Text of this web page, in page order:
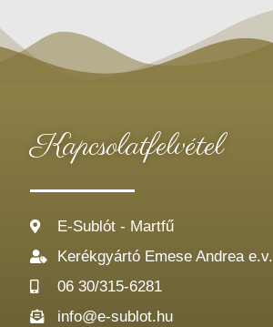
Kapcsolatfelvétel
E-Sublót - Martfű
Kerékgyártó Emese Andrea e.v.
06 30/315-6281
info@e-sublot.hu